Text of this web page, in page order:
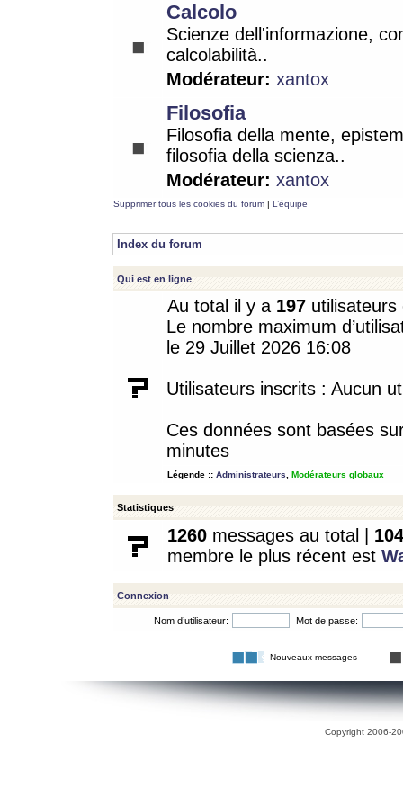
Calcolo
Scienze dell'informazione,
calcolabilità..
Modérateur: xantox
Filosofia
Filosofia della mente,
filosofia della scienza..
Modérateur: xantox
Supprimer tous les cookies du forum | L’équipe
Index du forum
Qui est en ligne
Au total il y a 197
Le nombre maximum
le 29 Juillet 2026 16:08
Utilisateurs inscrits : Aucun
Ces données sont basées
minutes
Légende :: Administrateurs Modérateurs globaux
Statistiques
1260 messages au total | 104
membre le plus récent est
Connexion
Nom d’utilisateur: Mot de passe:
Nouveaux messages
Copyright 2006-